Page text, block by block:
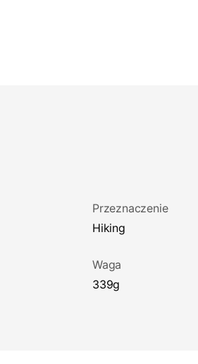
Przeznaczenie
Hiking
Waga
339g